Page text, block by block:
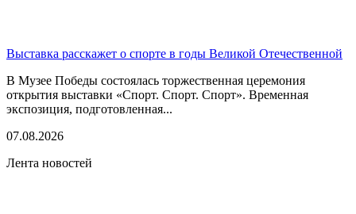
Выставка расскажет о спорте в годы Великой Отечественной
В Музее Победы состоялась торжественная церемония
открытия выставки «Спорт. Спорт. Спорт». Временная
экспозиция, подготовленная...
07.08.2026
Лента новостей